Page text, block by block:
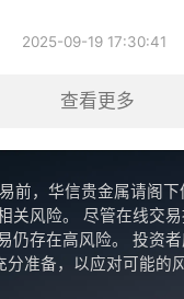
2025-09-19 17:30:41
查看更多
前，华信贵金属请阁
关风险。 尽管在线交
仍存在高风险。 投资
分准备，以应对可能的风